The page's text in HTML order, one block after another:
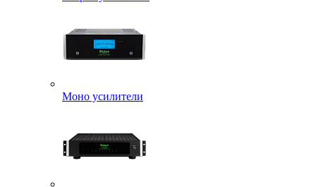
Моно усилители